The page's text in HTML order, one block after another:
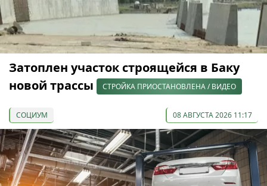
Затоплен участок строящейся в Баку
новой трассы
СТРОЙКА ПРИОСТАНОВЛЕНА / ВИДЕО
СОЦИУМ 08 АВГУСТА 2026 11:17